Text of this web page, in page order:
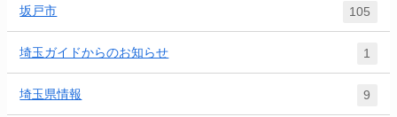
坂戸市 105
埼玉ガイドからのお知らせ 1
埼玉県情報 9